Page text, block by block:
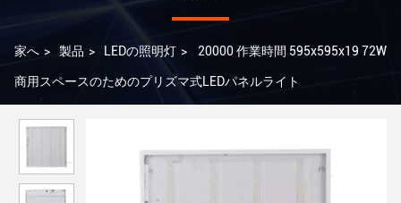
家へ > 製品 > LEDの照明灯 > 20000 作業時間 595x595x19 72W
商用スペースのためのプリズマ式LEDパネルライト